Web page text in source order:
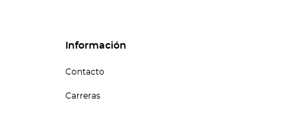
Información
Contacto
Carreras